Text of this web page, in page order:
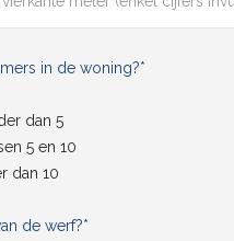
in de woning?*
dan 5
5 en 10
dan 10
de werf?*